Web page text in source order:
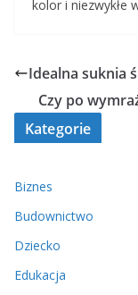
kolor i niezwykłe
Idealna suknia
Czy po
Kategorie
Biznes
Budownictwo
Dziecko
Edukacja